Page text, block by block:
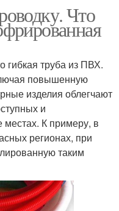
Что
гибкая труба из ПВХ.
повышенную
изделия облегчают
и
местах. К примеру, в
регионах, при
таким